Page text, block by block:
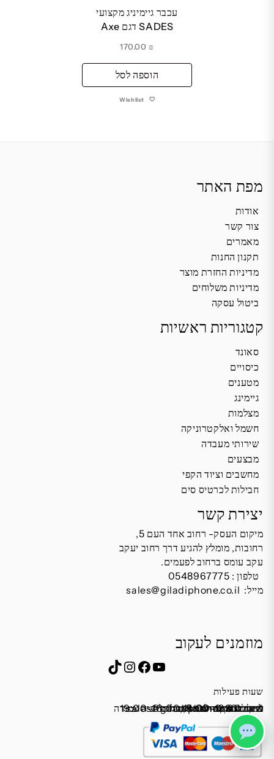
עכבר גיימיניג מקצועי
SADES דגם Axe
₪
הוספה לסל
Wishlist
מפת האתר
אודות
צור קשר
מאמרים
תקנון החנות
מדיניות החזרת מוצר
מדיניות משלוחים
ביטול עסקה
קטגוריות ראשיות
סאונד
כיסויים
מטענים
גיימינג
מצלמות
חשמל ואלקטרוניקה
שירותי מעבדה
מבצעים
מחשבים וציוד הקפי
חבילות לכרטיס סים
יצירת קשר
מיקום העסק- רחוב אחד העם 5,
רחובות, מומלץ להגיע דרך רחוב יעקב
עקב עומס ברחוב לפעמים.
טלפון : 0548967775
מייל: sales@giladiphone.co.il
מוזמנים לעקוב
YouTube
Facebook
Instagram
TikTok
שעות פעילות
כתובת: אחד העם 5, רחובות
א׳-ה׳ 19:00-16:00,14:00-9:30
שישי 9:00-13:00
שבת סגור
מייל:sales@giladiphone.co.il
מיקום חנייה: יש אפשרות לחניה צמודה
לחנות התקשרו ואדאג לזה.
*נא להתקשר לפני הגעה